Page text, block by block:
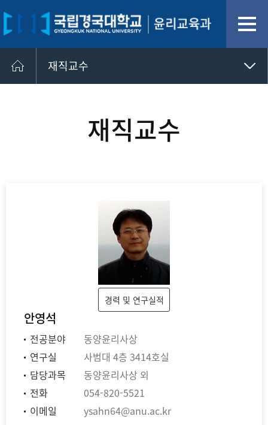
학과소개
재직교수
재직교수
경력 및 연구실적
안영석
전공분야
동양윤리사상
연구실
사범대 4층 3414호실
담당과목
동양윤리사상 외
전화
054-820-5521
이메일
ysahn64@anu.ac.kr